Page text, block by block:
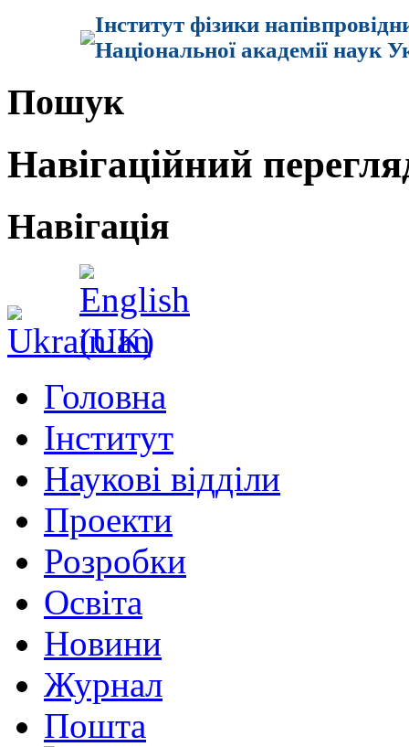
Інститут фізики
Національної академії наук
Пошук
Навігаційний
Навігація
Головна
Інститут
Наукові відділи
Проекти
Розробки
Освіта
Новини
Журнал
Пошта